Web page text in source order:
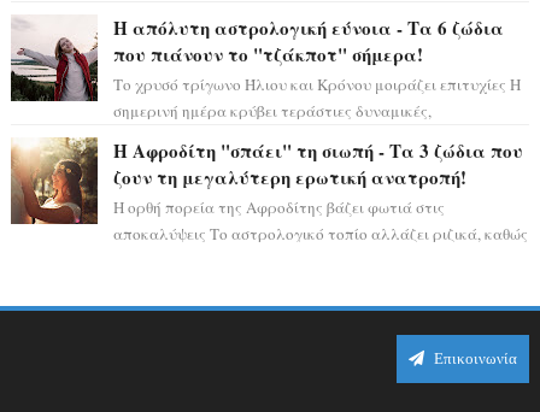
Η απόλυτη αστρολογική εύνοια - Τα 6 ζώδια
που πιάνουν το "τζάκποτ" σήμερα!
Το χρυσό τρίγωνο Ήλιου και Κρόνου μοιράζει επιτυχίες Η
σημερινή ημέρα κρύβει τεράστιες δυναμικές,
Η Αφροδίτη "σπάει" τη σιωπή - Τα 3 ζώδια που
ζουν τη μεγαλύτερη ερωτική ανατροπή!
Η ορθή πορεία της Αφροδίτης βάζει φωτιά στις
αποκαλύψεις Το αστρολογικό τοπίο αλλάζει ριζικά, καθώς
Επικοινωνία